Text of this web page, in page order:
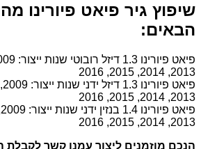
שיפוץ גיר פיאט פיורינו
הבאים:
2013, 2014, 2015, 2016
2013, 2014, 2015, 2016
2013, 2014, 2015, 2016
הנכם מוזמנים ליצור עמנו קשר לקבלת